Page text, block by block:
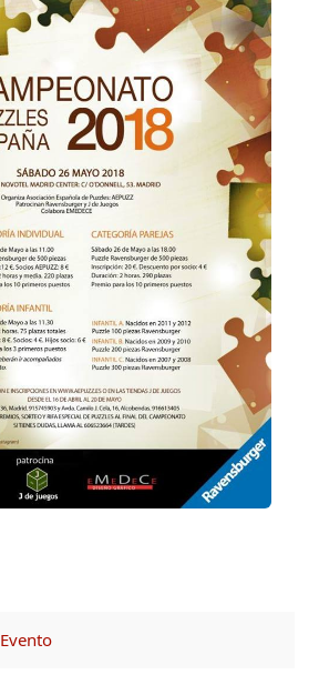
Evento